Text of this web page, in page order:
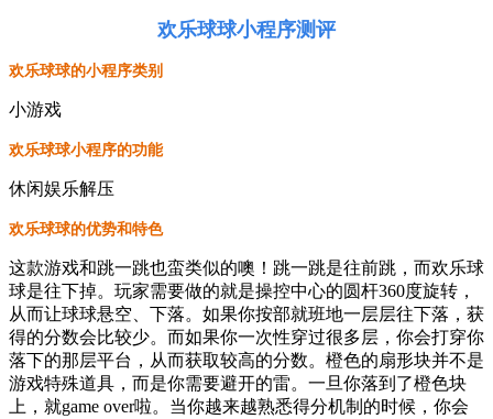
欢乐球球小程序测评
欢乐球球的小程序类别
小游戏
欢乐球球小程序的功能
休闲娱乐解压
欢乐球球的优势和特色
这款游戏和跳一跳也蛮类似的噢！跳一跳是往前跳，而欢乐球
球是往下掉。玩家需要做的就是操控中心的圆杆360度旋转，
从而让球球悬空、下落。如果你按部就班地一层层往下落，获
得的分数会比较少。而如果你一次性穿过很多层，你会打穿你
落下的那层平台，从而获取较高的分数。橙色的扇形块并不是
游戏特殊道具，而是你需要避开的雷。一旦你落到了橙色块
上，就game over啦。当你越来越熟悉得分机制的时候，你会